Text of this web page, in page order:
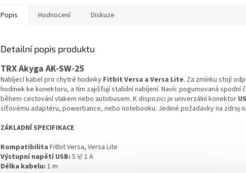
Popis Hodnocení Diskuze
Detailní popis produktu
TRX Akyga AK-SW-25
Nabíjecí kabel pro chytré hodinky Fitbit Versa a Versa Lite. Za zmínku stojí
hodinek ke konektoru, a tím zajišťují stabilní nabíjení. Navíc pogumovaná
během cestování vlakem nebo autobusem. K dispozici je univerzální konektor
síťovému adaptéru, powerbance, nebo notebooku. Jediné požadavky na zdroj
ZÁKLADNÍ SPECIFIKACE
Kompatibilita Fitbit Versa, Versa Lite
Výstupní napětí USB: 5 V/ 1 A
Délka kabelu: 1 m